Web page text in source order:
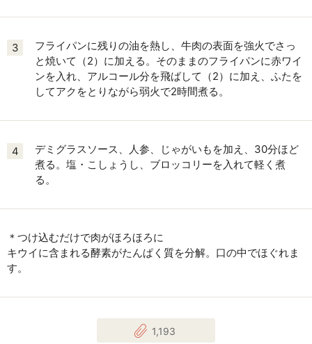
3
フライパンに残りの油を熱し、牛肉の表面を強火でさっ
と焼いて（2）に加える。そのままのフライパンに赤ワイ
ンを入れ、アルコール分を飛ばして（2）に加え、ふたを
してアクをとりながら弱火で2時間煮る。
4
デミグラスソース、人参、じゃがいもを加え、30分ほど
煮る。塩・こしょうし、ブロッコリーを入れて軽く煮
る。
＊つけ込むだけで肉がほろほろに
キウイに含まれる酵素がたんぱく質を分解。口の中でほぐれま
す。
1,193